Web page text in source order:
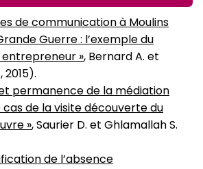
de communication à Moulins
Guerre : l’exemple du
entrepreneur », Bernard A. et
2015).
permanence de la médiation
cas de la visite découverte du
», Saurier D. et Ghlamallah S.
de l’absence